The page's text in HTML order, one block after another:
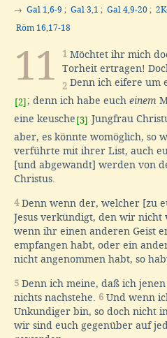
→ Gal 1,6-9 ; Gal 3,1 ; Gal 4,9-20 ;
Röm 16,17-18
11 1 Möchtet ihr mich
Torheit ertragen!
2 Denn ich eifere um
[2] ; denn ich habe euch einem
eine keusche [3] Jungfrau
aber, es könnte womöglich, so
verführte mit ihrer List, auch
[und abgewandt] werden von
Christus.
4Denn wenn der, welcher [zu
Jesus verkündigt, den wir
wenn ihr einen anderen Geist
empfangen habt, oder ein
nicht angenommen habt, so
5 Denn ich meine, daß ich
nichts nachstehe. 6 Und wenn
Unkundiger bin, so doch nicht
wir sind euch gegenüber auf